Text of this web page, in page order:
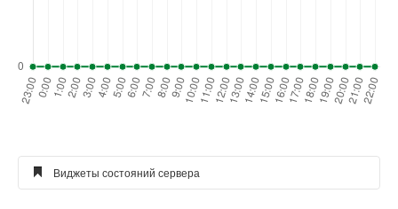
Виджеты состояний сервера